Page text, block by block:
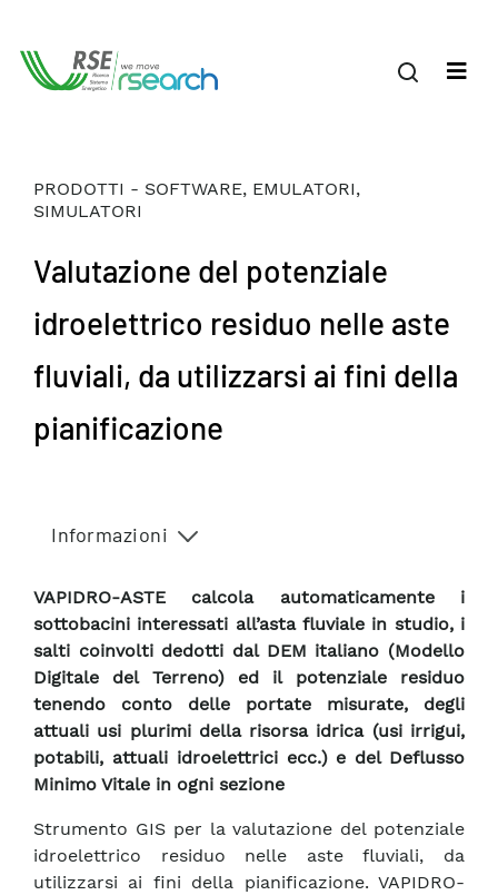
PRODOTTI - SOFTWARE, EMULATORI,
SIMULATORI
Valutazione del potenziale
idroelettrico residuo nelle aste
fluviali, da utilizzarsi ai fini della
pianificazione
Informazioni
VAPIDRO-ASTE calcola automaticamente i
sottobacini interessati all’asta fluviale in studio, i
salti coinvolti dedotti dal DEM italiano (Modello
Digitale del Terreno) ed il potenziale residuo
tenendo conto delle portate misurate, degli
attuali usi plurimi della risorsa idrica (usi irrigui,
potabili, attuali idroelettrici ecc.) e del Deflusso
Minimo Vitale in ogni sezione
Strumento GIS per la valutazione del potenziale
idroelettrico residuo nelle aste fluviali, da
utilizzarsi ai fini della pianificazione. VAPIDRO-